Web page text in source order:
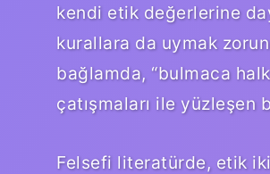
kendi etik değerlerine
kurallara da uymak
bağlamda, “bulmaca
çatışmaları ile yüzleşen
Felsefi literatürde, etik